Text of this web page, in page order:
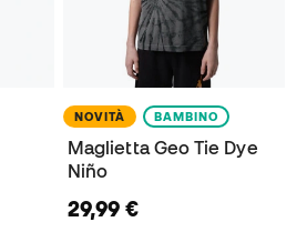
NOVITÀ BAMBINO
Maglietta Geo Tie Dye
Niño
29,99 €